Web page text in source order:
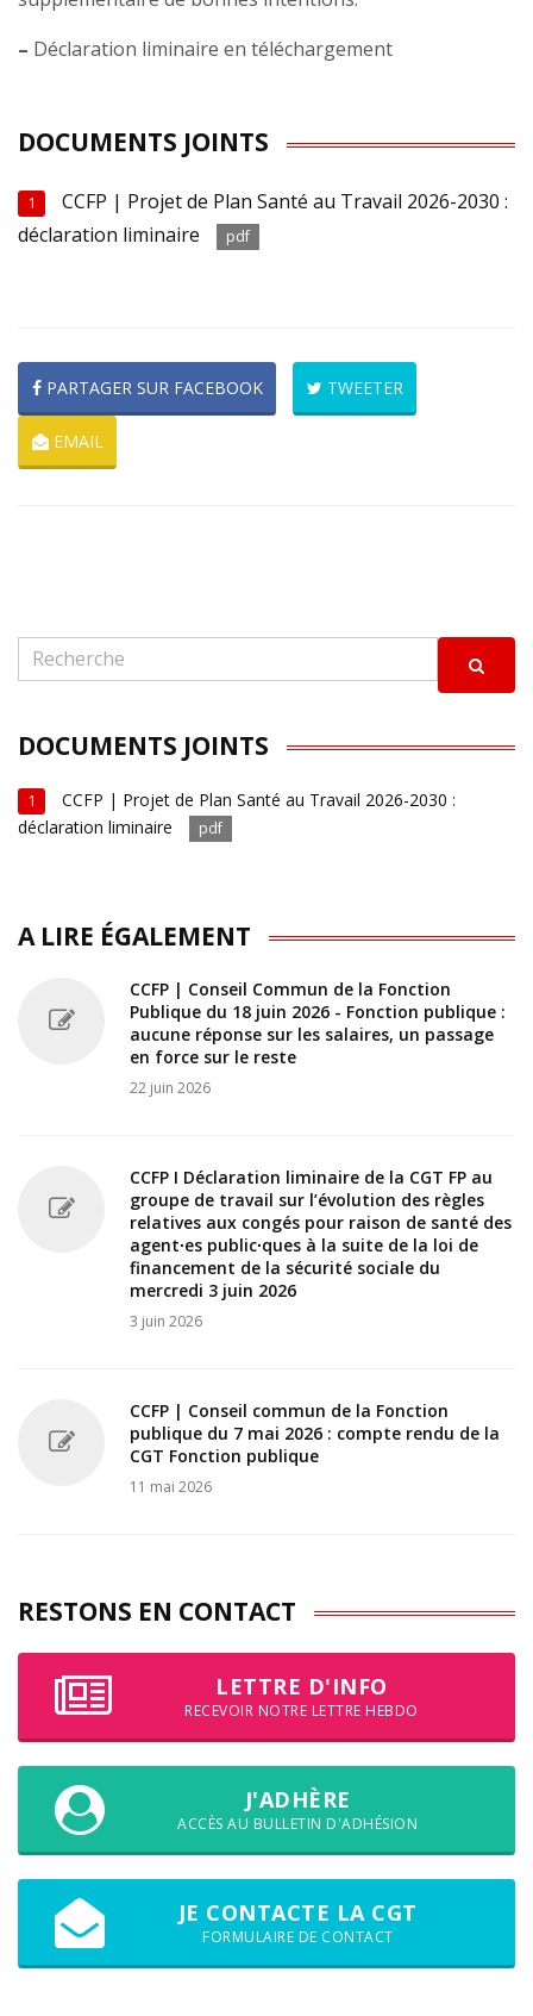
– Déclaration liminaire en téléchargement
DOCUMENTS JOINTS
1
CCFP | Projet de Plan Santé au Travail 2026-2030 :
déclaration liminaire
pdf
PARTAGER SUR FACEBOOK TWEETER
EMAIL
DOCUMENTS JOINTS
1
CCFP | Projet de Plan Santé au Travail 2026-2030 :
déclaration liminaire
pdf
A LIRE ÉGALEMENT
CCFP | Conseil Commun de la Fonction
Publique du 18 juin 2026 - Fonction publique :
aucune réponse sur les salaires, un passage
en force sur le reste
22 juin 2026
CCFP I Déclaration liminaire de la CGT FP au
groupe de travail sur l’évolution des règles
relatives aux congés pour raison de santé des
agent∙es public∙ques à la suite de la loi de
financement de la sécurité sociale du
mercredi 3 juin 2026
3 juin 2026
CCFP | Conseil commun de la Fonction
publique du 7 mai 2026 : compte rendu de la
CGT Fonction publique
11 mai 2026
RESTONS EN CONTACT
LETTRE D'INFO
RECEVOIR NOTRE LETTRE HEBDO
J'ADHÈRE
ACCÈS AU BULLETIN D'ADHÉSION
JE CONTACTE LA CGT
FORMULAIRE DE CONTACT